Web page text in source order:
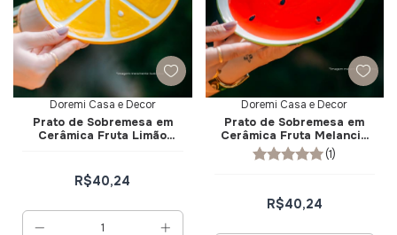
Doremi Casa e Decor
Prato de Sobremesa em
Cerâmica Fruta Limão
R$40,24
Doremi Casa e Decor
Prato de Sobremesa em
Cerâmica Fruta Melancia
21cm - Doremi Casa e
Decor
(1)
R$40,24